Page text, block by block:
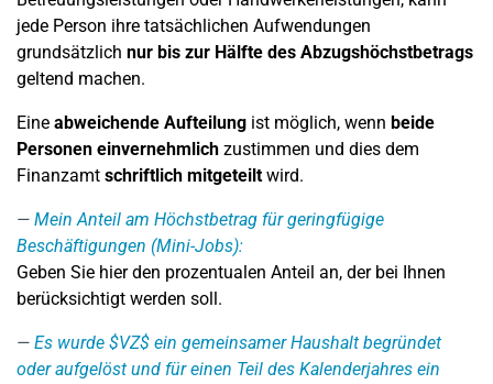
jede Person ihre tatsächlichen Aufwendungen
grundsätzlich nur bis zur Hälfte des Abzugshöchstbetrags
geltend machen.
Eine abweichende Aufteilung ist möglich, wenn beide
Personen einvernehmlich zustimmen und dies dem
Finanzamt schriftlich mitgeteiltwird.
Mein Anteil am Höchstbetrag für geringfügige
Beschäftigungen (Mini-Jobs):
Geben Sie hier den prozentualen Anteil an, der bei Ihnen
berücksichtigt werden soll.
Es wurde $VZ$ ein gemeinsamer Haushalt begründet
oder aufgelöst und für einen Teil des Kalenderjahres ein